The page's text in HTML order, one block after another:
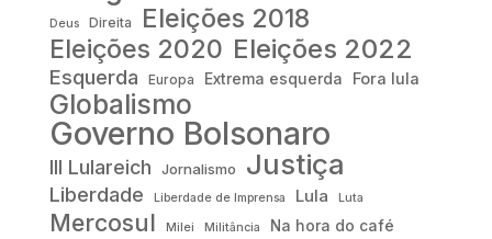
Deus Direita Eleições 2018
Eleições 2020 Eleições 2022
Esquerda Europa Extrema esquerda Fora lula
Globalismo
Governo Bolsonaro
III Lulareich Jornalismo Justiça
Liberdade Liberdade de Imprensa Lula Luta
Mercosul Milei Militância Na hora do café